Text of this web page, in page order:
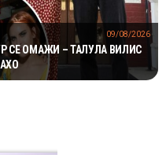
СЕ ОМАЖИ – ТАЛУЛА ВИЛИС
09/08/2026